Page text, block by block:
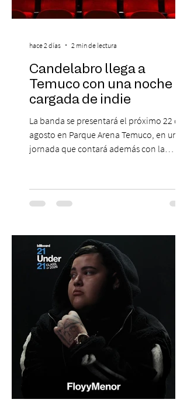
Candelabro llega a
Temuco con una noche
cargada de indie
La banda se presentará el próximo 22 de
agosto en Parque Arena Temuco, en una
jornada que contará además con la
agosto, el Parque Arena Temuco será
escenario de una noche dedicada al indie
banda que llegará a la capital de La
Araucanía para ofrecer un show cargado
de energía, guitarras y canciones que han
marcado su breve pero exitosa trayectoria.
hace 2 días 2 min de lectura